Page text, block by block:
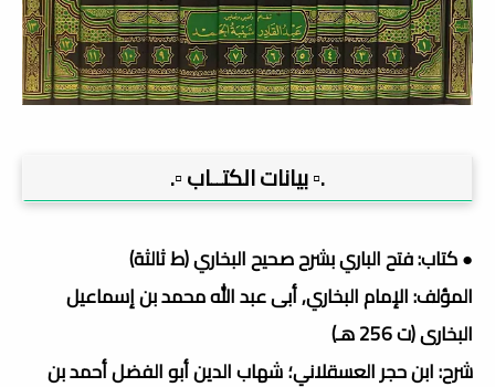
.▫️ بيانات الكتــاب ▫️.
● كتاب: فتح الباري بشرح صحيح البخاري (ط ثالثة)
المؤلف: الإمام البخاري, أبى عبد الله محمد بن إسماعيل
البخارى (ت 256 هـ)
شرح: ابن حجر العسقلاني؛ شهاب الدين أبو الفضل أحمد بن